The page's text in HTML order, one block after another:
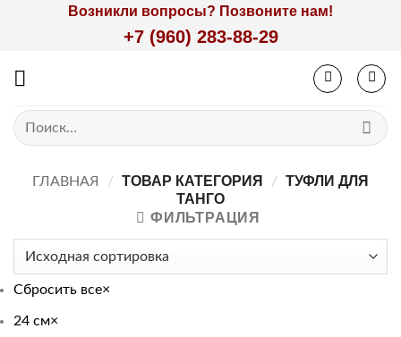
Возникли вопросы? Позвоните нам!
+7 (960) 283-88-29
Искать:
ГЛАВНАЯ / ТОВАР КАТЕГОРИЯ /
ТУФЛИ ДЛЯ
ТАНГО
ФИЛЬТРАЦИЯ
Сбросить все×
24 см×